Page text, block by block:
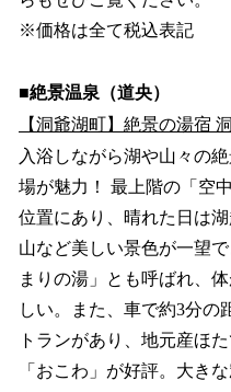
※価格は全て税込表記
■絶景温泉（道央）
【洞爺湖町】絶景の湯宿
入浴しながら湖や山々の
場が魅力！ 最上階の「空
位置にあり、晴れた日は
山など美しい景色が一望
まりの湯」とも呼ばれ、
しい。また、車で約3分の
トランがあり、地元産ほ
「おこわ」が好評。大き